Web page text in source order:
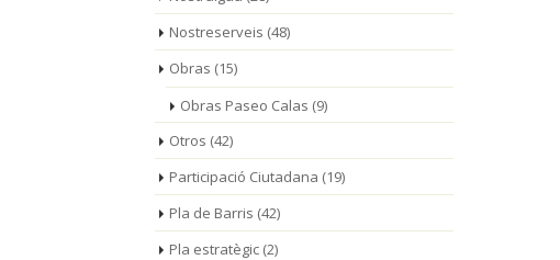
Nostreserveis (48)
Obras (15)
Obras Paseo Calas (9)
Otros (42)
Participació Ciutadana (19)
Pla de Barris (42)
Pla estratègic(2)